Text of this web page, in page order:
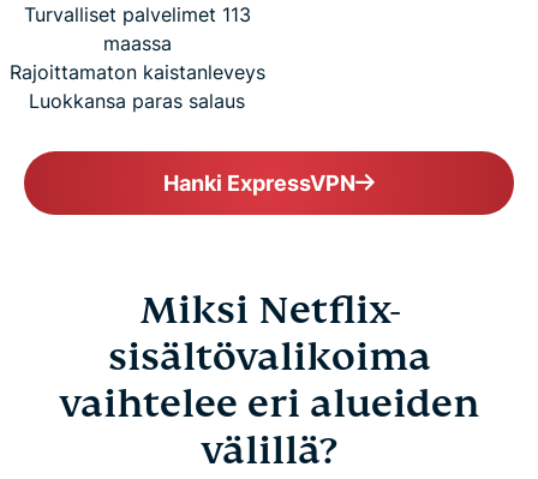
Turvalliset palvelimet 113
maassa
Rajoittamaton kaistanleveys
Luokkansa paras salaus
Hanki ExpressVPN
Miksi Netflix-
sisältövalikoima
vaihtelee eri alueiden
välillä?